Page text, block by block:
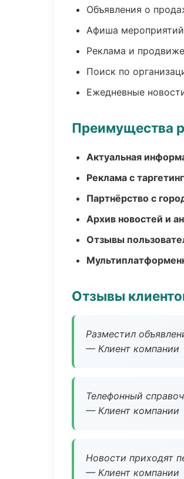
Объявления о
Афиша
Реклама и
Поиск по
Ежедневные
Преимущества
Актуальная
Реклама с
Партнёрство с
Архив новостей и
Отзывы
Отзывы
Разместил
— Клиент компании
Телефонный
— Клиент компании
Новости приходят
— Клиент компании